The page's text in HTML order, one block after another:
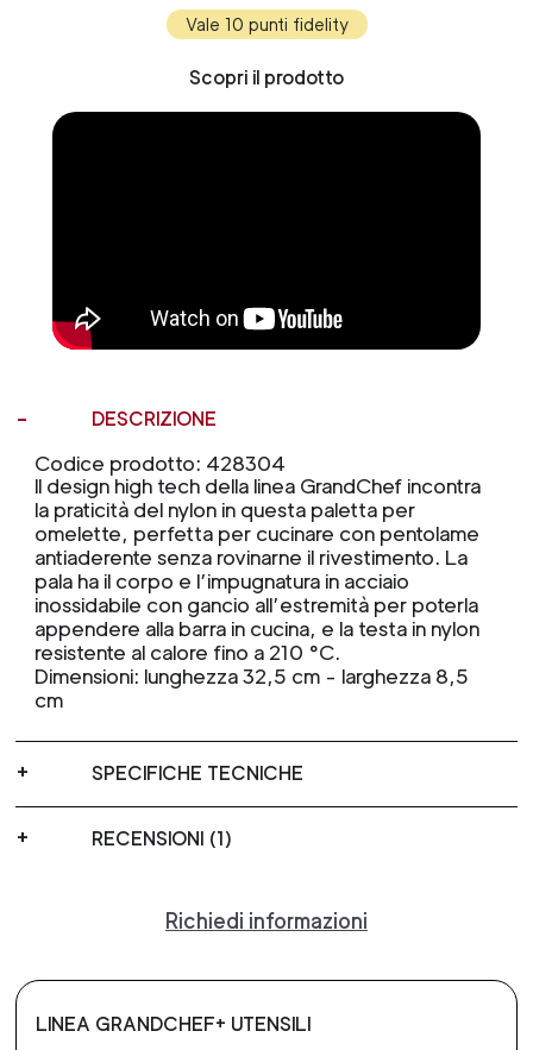
Vale 10 punti fidelity
Scopri il prodotto
DESCRIZIONE
Codice prodotto: 428304
Il design high tech della linea GrandChef incontra
la praticità del nylon in questa paletta per
omelette, perfetta per cucinare con pentolame
antiaderente senza rovinarne il rivestimento. La
pala ha il corpo e l’impugnatura in acciaio
inossidabile con gancio all’estremità per poterla
appendere alla barra in cucina, e la testa in nylon
resistente al calore fino a 210 °C.
Dimensioni: lunghezza 32,5 cm - larghezza 8,5
cm
SPECIFICHE TECNICHE
RECENSIONI (1)
Richiedi informazioni
LINEA GRANDCHEF+ UTENSILI